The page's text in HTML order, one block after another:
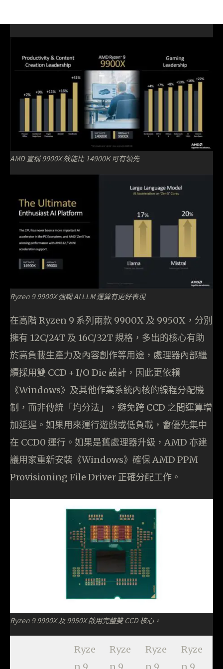
AMD 宣稱 9900X 效能比 14900K 可有領先
Ryzen 9 9900X 強調 AI LLM 運算有更好表現
在高階 Ryzen 9 系列兩款 9900X 及 9950X，分別
擁有 12C/24T 及 16C/32T 規格，多出的核心有助
於高負載生產力及內容創作等用途，處理器內部繼
續採用雙 CCD + I/O Die 設計，因此更依賴
《Windows》及其他作業系統內核的線程分配機
制，而非傳統「均分法」，避免跨 CCD 之間運算增
加延遲。如果用來運行遊戲或低負載，會優先集中
在 CCD0 運行。如果是舊處理器升級，AMD 亦建
議用家重新安裝《Windows》確保 AMD PPM
Provisioning File Driver 正確分配工作。
Ryzen 9 9900X 及 9950X 啟用完整雙 CCD 核心。
Ryze
Ryze
Ryze
Ryze